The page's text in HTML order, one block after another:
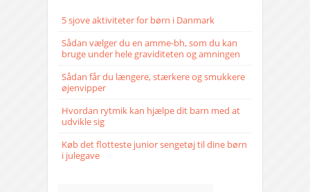
5 sjove aktiviteter for børn i Danmark
Sådan vælger du en amme-bh, som du kan
bruge under hele graviditeten og amningen
Sådan får du længere, stærkere og smukkere
øjenvipper
Hvordan rytmik kan hjælpe dit barn med at
udvikle sig
Køb det flotteste junior sengetøj til dine børn
i julegave